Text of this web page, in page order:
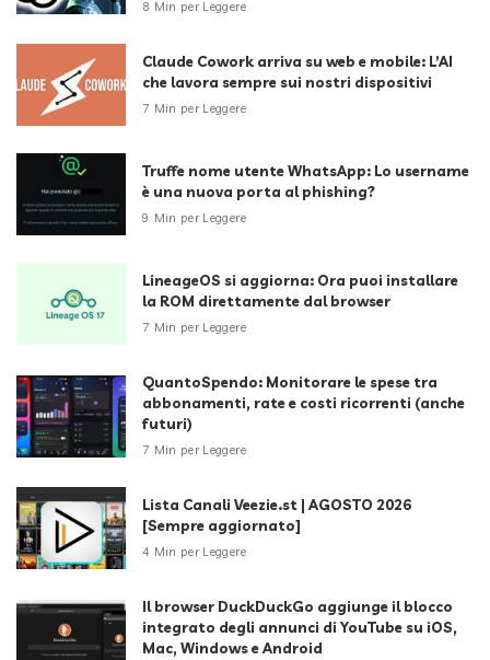
8 Min per Leggere
Claude Cowork arriva su web e mobile: L’AI
che lavora sempre sui nostri dispositivi
7 Min per Leggere
Truffe nome utente WhatsApp: Lo username
è una nuova porta al phishing?
9 Min per Leggere
LineageOS si aggiorna: Ora puoi installare
la ROM direttamente dal browser
7 Min per Leggere
QuantoSpendo: Monitorare le spese tra
abbonamenti, rate e costi ricorrenti (anche
futuri)
7 Min per Leggere
Lista Canali Veezie.st | AGOSTO 2026
[Sempre aggiornato]
4 Min per Leggere
Il browser DuckDuckGo aggiunge il blocco
integrato degli annunci di YouTube su iOS,
Mac, Windows e Android